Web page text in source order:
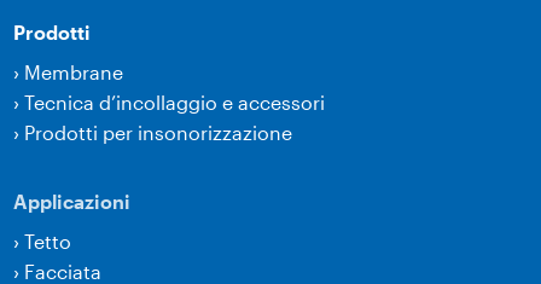
Prodotti
› Membrane
›Tecnica d’incollaggio e accessori
› Prodotti per insonorizzazione
Applicazioni
›Tetto
› Facciata